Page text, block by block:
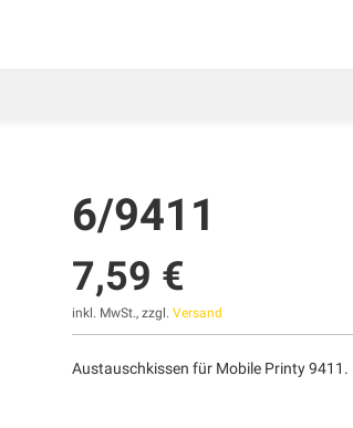
6/9411
7,59 €
inkl. MwSt., zzgl.Versand
Austauschkissen für Mobile Printy 9411.